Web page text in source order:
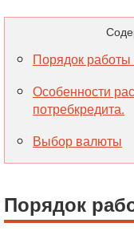
Порядок работы
Особенности
потребкредита.
Выбор валюты
Порядок